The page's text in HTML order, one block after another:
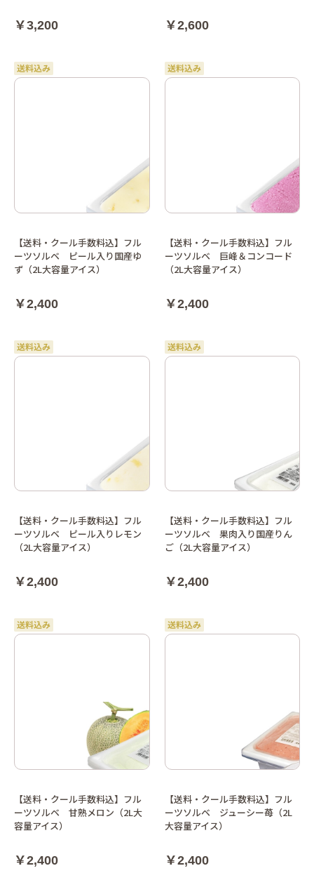
￥3,200 ￥2,600
【送料・クール手数料込】フル
ーツソルベ ピール入り国産ゆ
ず（2L大容量アイス）
￥2,400
【送料・クール手数料込】フル
ーツソルベ 巨峰＆コンコード
（2L大容量アイス）
￥2,400
【送料・クール手数料込】フル
ーツソルベ ピール入りレモン
（2L大容量アイス）
￥2,400
【送料・クール手数料込】フル
ーツソルベ 果肉入り国産りん
ご（2L大容量アイス）
￥2,400
【送料・クール手数料込】フル
ーツソルベ 甘熟メロン（2L大
容量アイス）
￥2,400
【送料・クール手数料込】フル
ーツソルベ ジューシー苺（2L
大容量アイス）
￥2,400